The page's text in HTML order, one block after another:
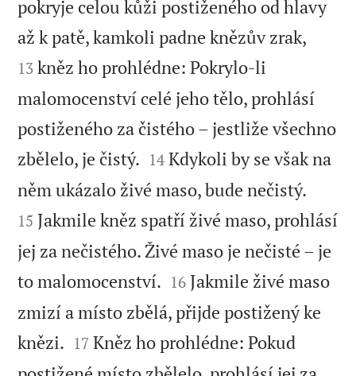
pokryje celou kůži postiženého od hlavy
až k patě, kamkoli padne knězův zrak,
13 kněz ho prohlédne: Pokrylo-li
malomocenství celé jeho tělo, prohlásí
postiženého za čistého – jestliže všechno
zbělelo, je čistý. 

14 Kdykoli by se však na
něm ukázalo živé maso, bude nečistý.
15 Jakmile kněz spatří živé maso, prohlásí
jej za nečistého. Živé maso je nečisté – je
to malomocenství. 

16 Jakmile živé maso
zmizí a místo zbělá, přijde postižený ke
knězi. 

17 Kněz ho prohlédne: Pokud